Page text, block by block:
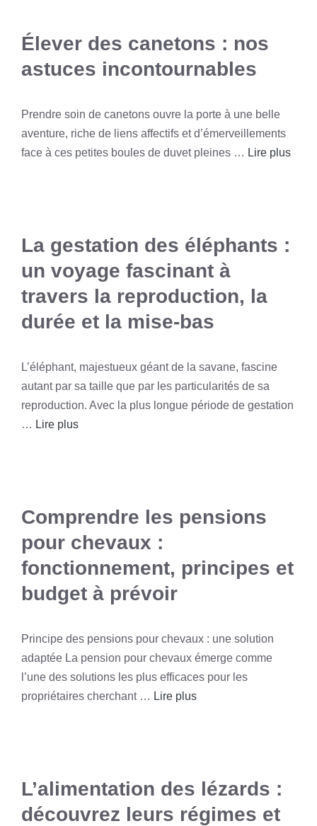
Élever des canetons : nos
astuces incontournables
Prendre soin de canetons ouvre la porte à une belle
aventure, riche de liens affectifs et d’émerveillements
face à ces petites boules de duvet pleines … Lire plus
La gestation des éléphants :
un voyage fascinant à
travers la reproduction, la
durée et la mise-bas
L’éléphant, majestueux géant de la savane, fascine
autant par sa taille que par les particularités de sa
reproduction. Avec la plus longue période de gestation
… Lire plus
Comprendre les pensions
pour chevaux :
fonctionnement, principes et
budget à prévoir
Principe des pensions pour chevaux : une solution
adaptée La pension pour chevaux émerge comme
l’une des solutions les plus efficaces pour les
propriétaires cherchant … Lire plus
L’alimentation des lézards :
découvrez leurs régimes et